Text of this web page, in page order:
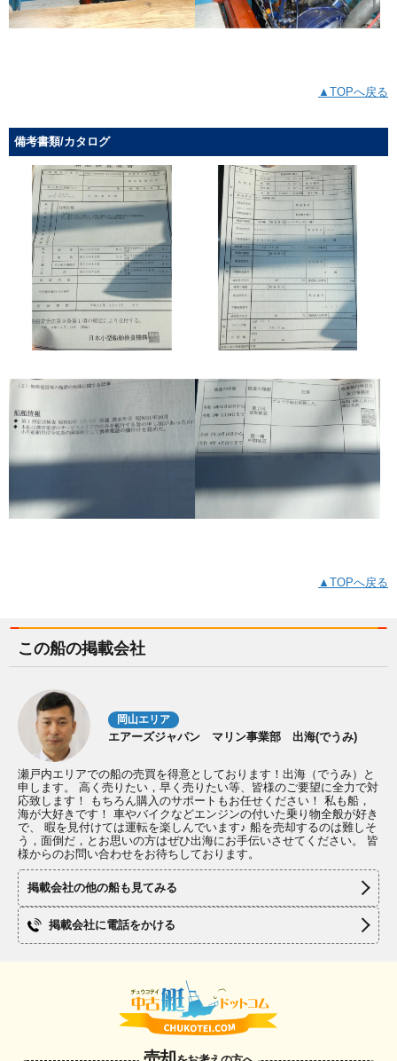
▲TOPへ戻る
備考書類/カタログ
▲TOPへ戻る
この船の掲載会社
岡山エリア
エアーズジャパン マリン事業部 出海(でうみ)
瀬戸内エリアでの船の売買を得意としております！出海（でうみ）と
申します。 高く売りたい，早く売りたい等、皆様のご要望に全力で対
応致します！ もちろん購入のサポートもお任せください！ 私も船，
海が大好きです！ 車やバイクなどエンジンの付いた乗り物全般が好き
で、 暇を見付けては運転を楽しんでいます♪ 船を売却するのは難しそ
う，面倒だ，とお思いの方はぜひ出海にお手伝いさせてください。 皆
様からのお問い合わせをお待ちしております。
掲載会社の他の船も見てみる
掲載会社に電話をかける